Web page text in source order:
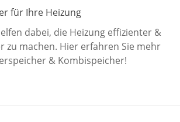
für Ihre Heizung
dabei, die Heizung effizienter &
zu machen. Hier erfahren Sie mehr
& Kombispeicher!